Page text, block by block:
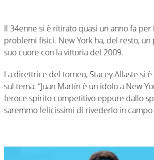
Il 34enne si è ritirato quasi un anno fa per
problemi fisici. New York ha, del resto,
suo cuore con la vittoria del 2009.
La direttrice del torneo, Stacey Allaste si
sul tema: “Juan Martín è un idolo a New
feroce spirito competitivo eppure dallo
saremmo felicissimi di rivederlo in campo